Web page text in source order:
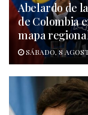
Abelardo de
de Colombia
mapa
SÁBADO, 8